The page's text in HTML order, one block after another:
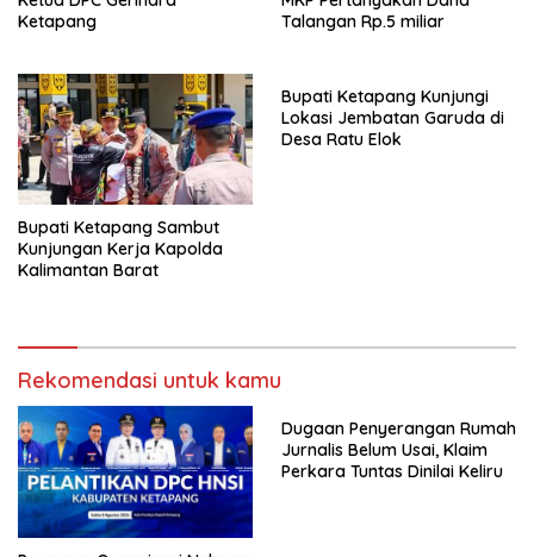
Ketapang
Talangan Rp.5 miliar
Bupati Ketapang Sambut
Kunjungan Kerja Kapolda
Kalimantan Barat
Bupati Ketapang Kunjungi
Lokasi Jembatan Garuda di
Desa Ratu Elok
Rekomendasi untuk kamu
Dugaan Penyerangan Rumah
Jurnalis Belum Usai, Klaim
Perkara Tuntas Dinilai Keliru